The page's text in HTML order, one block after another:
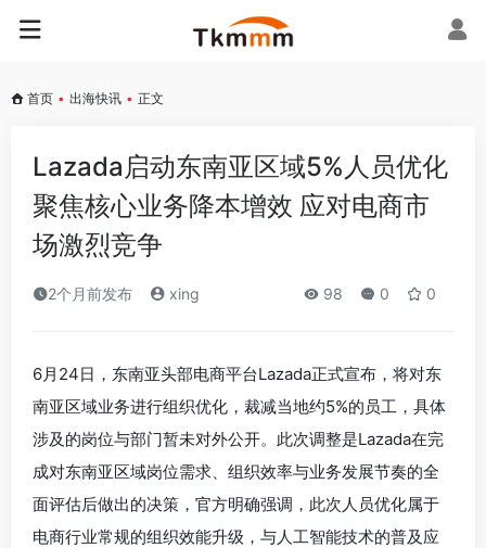
首页 • 出海快讯 • 正文
Lazada启动东南亚区域5%人员优化
聚焦核心业务降本增效 应对电商市
场激烈竞争
2个月前发布 xing 98 0 0
6月24日，东南亚头部电商平台Lazada正式宣布，将对东
南亚区域业务进行组织优化，裁减当地约5%的员工，具体
涉及的岗位与部门暂未对外公开。此次调整是Lazada在完
成对东南亚区域岗位需求、组织效率与业务发展节奏的全
面评估后做出的决策，官方明确强调，此次人员优化属于
电商行业常规的组织效能升级，与人工智能技术的普及应